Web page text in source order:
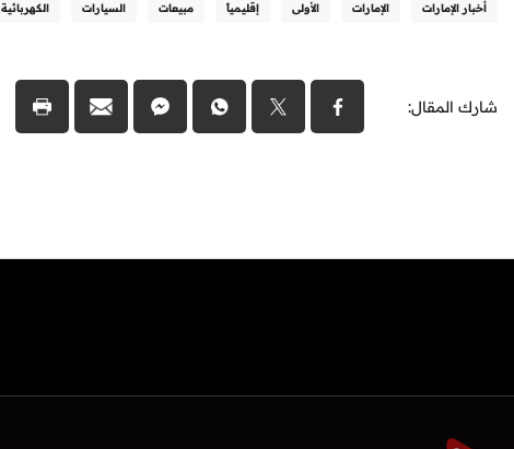
أخبار الإمارات الإمارات الأولى إقليمياً مبيعات السيارات الكهربائية
شارك المقال: